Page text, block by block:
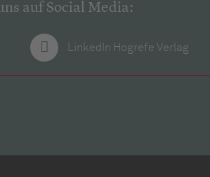
auf Social Media:
LinkedIn Hogrefe Verlag